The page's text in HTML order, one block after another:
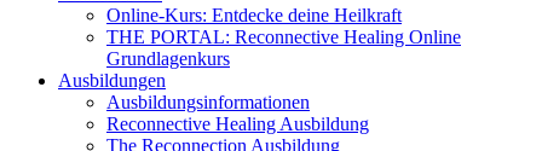
Online-Kurs: Entdecke deine Heilkraft
THE PORTAL: Reconnective Healing Online
Grundlagenkurs
Ausbildungen
Ausbildungsinformationen
Reconnective Healing Ausbildung
The Reconnection Ausbildung